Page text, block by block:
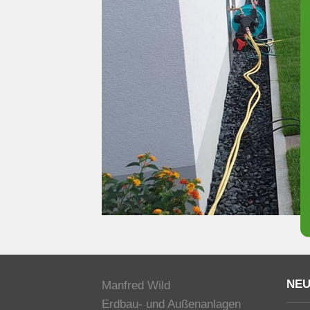
Manfred Wild
Erdbau- und Außenanlagen